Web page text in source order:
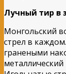
Лучный тир в
Монгольский
стрел в
гранеными
металлический